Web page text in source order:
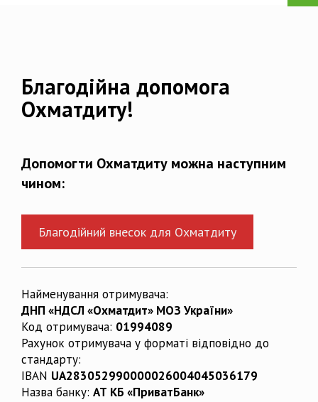
Благодійна допомога
Охматдиту!
Допомогти Охматдиту можна наступним
чином:
Благодійний внесок для Охматдиту
Найменування отримувача:
ДНП «НДСЛ «Охматдит» МОЗ України»
Код отримувача: 01994089
Рахунок отримувача у форматі відповідно до
стандарту:
IBAN UA283052990000026004045036179
Назва банку: АТ КБ «ПриватБанк»